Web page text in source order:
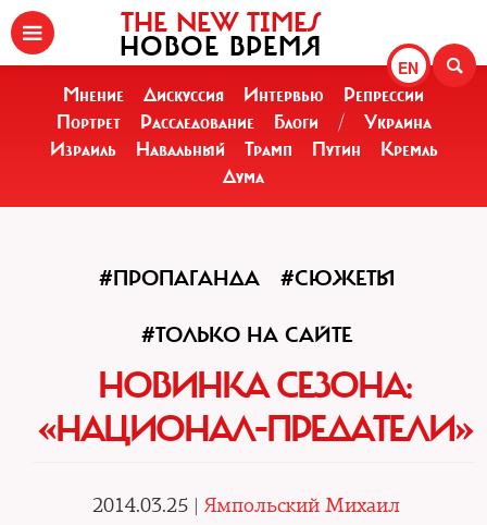
EN
THE NEW TIMES
НОВОЕ ВРЕМЯ
Мнение Дискуссия Интервью
Репрессии
Портрет
Расследование Блоги /
Украина
Израиль
Навальный Трамп Путин
Кремль
Дума
#ПРОПАГАНДА #СЮЖЕТЫ
#ТОЛЬКО НА САЙТЕ
НОВИНКА СЕЗОНА:
«НАЦИОНАЛ-ПРЕДАТЕЛИ»
2014.03.25 | Ямпольский Михаил